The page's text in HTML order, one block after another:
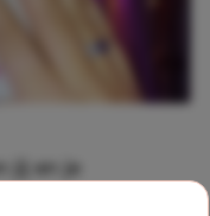
jij en je